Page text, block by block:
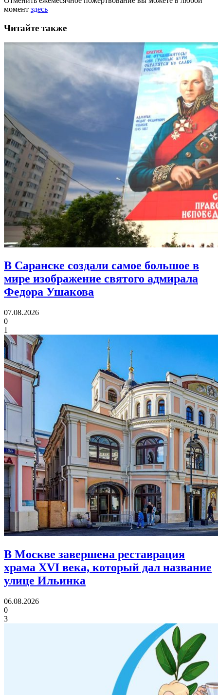
момент здесь
Читайте также
В Саранске создали самое большое в
мире изображение святого адмирала
Федора Ушакова
07.08.2026
0
1
В Москве завершена реставрация
храма XVI века, который дал название
улице Ильинка
06.08.2026
0
3